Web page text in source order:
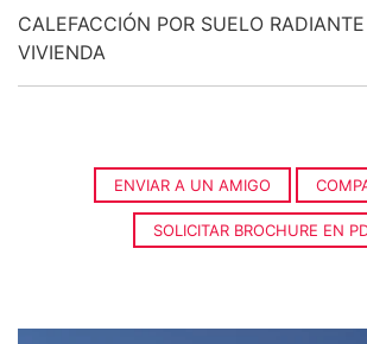
CALEFACCIÓN POR SUELO
VIVIENDA
ENVIAR A UN AMIGO
SOLICITAR BROCHURE EN